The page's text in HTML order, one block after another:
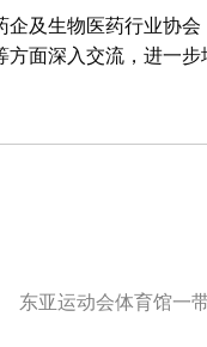
及生物医药行业协
面深入交流，进一
东亚运动会体育馆一